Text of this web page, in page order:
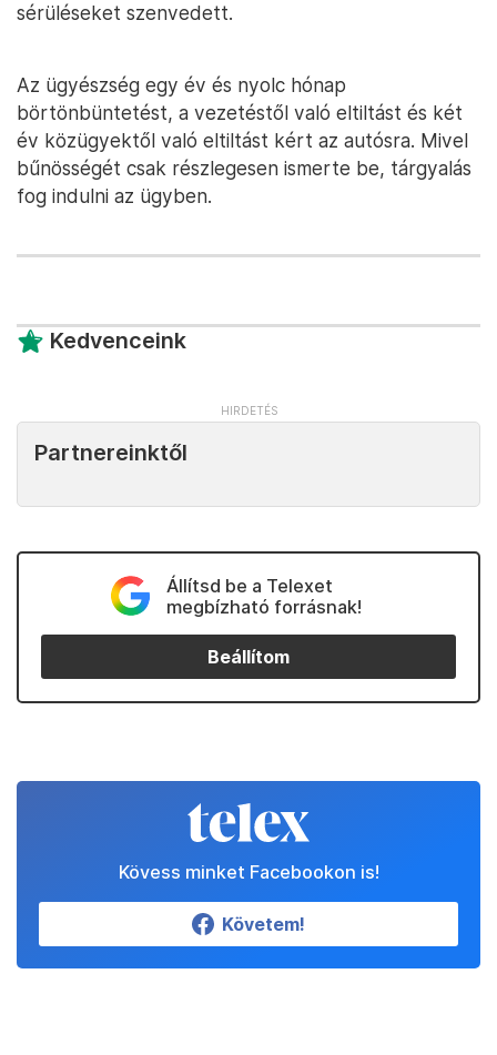
sérüléseket szenvedett.
Az ügyészség egy év és nyolc hónap
börtönbüntetést, a vezetéstől való eltiltást és két
év közügyektől való eltiltást kért az autósra. Mivel
bűnösségét csak részlegesen ismerte be, tárgyalás
fog indulni az ügyben.
Kedvenceink
Partnereinktől
Állítsd be a Telexet
megbízható forrásnak!
Beállítom
Kövess minket Facebookon is!
Követem!